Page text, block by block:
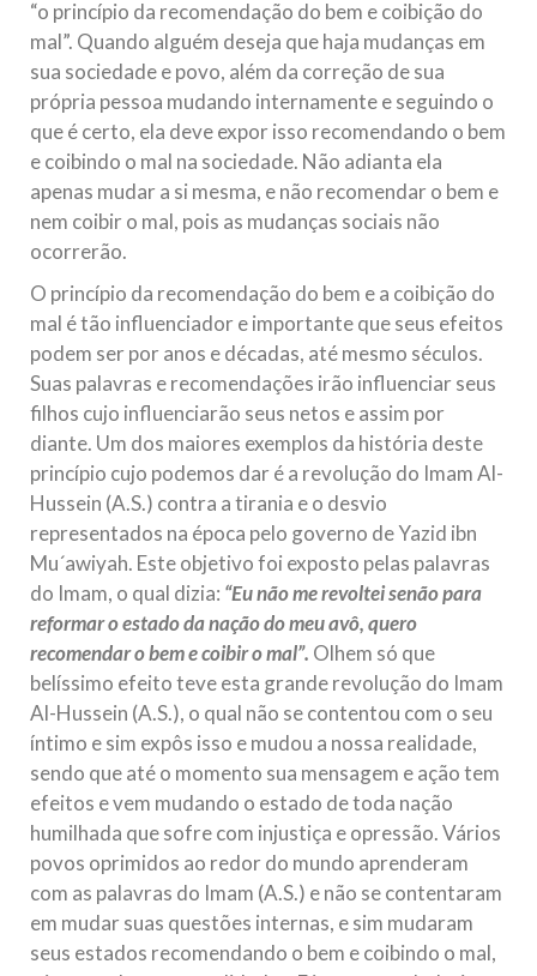
“o princípio da recomendação do bem e coibição do
mal”. Quando alguém deseja que haja mudanças em
sua sociedade e povo, além da correção de sua
própria pessoa mudando internamente e seguindo o
que é certo, ela deve expor isso recomendando o bem
e coibindo o mal na sociedade. Não adianta ela
apenas mudar a si mesma, e não recomendar o bem e
nem coibir o mal, pois as mudanças sociais não
ocorrerão.
O princípio da recomendação do bem e a coibição do
mal é tão influenciador e importante que seus efeitos
podem ser por anos e décadas, até mesmo séculos.
Suas palavras e recomendações irão influenciar seus
filhos cujo influenciarão seus netos e assim por
diante. Um dos maiores exemplos da história deste
princípio cujo podemos dar é a revolução do Imam Al-
Hussein (A.S.) contra a tirania e o desvio
representados na época pelo governo de Yazid ibn
Mu´awiyah. Este objetivo foi exposto pelas palavras
do Imam, o qual dizia: “Eu não me revoltei senão para
reformar o estado da nação do meu avô, quero
recomendar o bem e coibir o mal”. Olhem só que
belíssimo efeito teve esta grande revolução do Imam
Al-Hussein (A.S.), o qual não se contentou com o seu
íntimo e sim expôs isso e mudou a nossa realidade,
sendo que até o momento sua mensagem e ação tem
efeitos e vem mudando o estado de toda nação
humilhada que sofre com injustiça e opressão. Vários
povos oprimidos ao redor do mundo aprenderam
com as palavras do Imam (A.S.) e não se contentaram
em mudar suas questões internas, e sim mudaram
seus estados recomendando o bem e coibindo o mal,